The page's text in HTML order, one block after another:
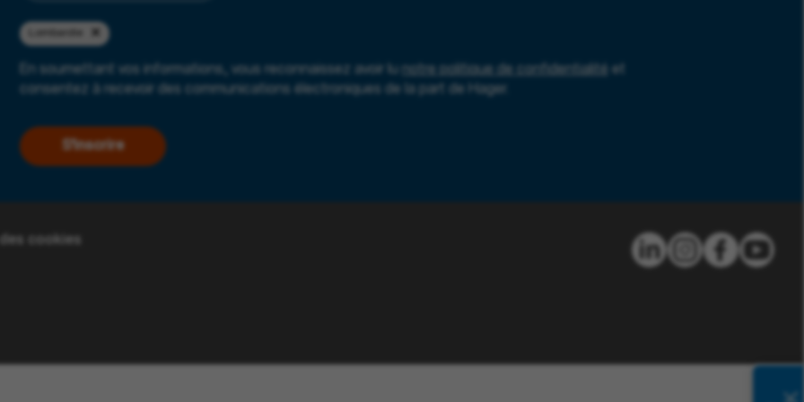
En soumettant vos informations, vous reconnaissez avoir lu notre politique de confidentialité
et
consentez à recevoir des communications électroniques de la part de Hager.
S'inscrire
cookies